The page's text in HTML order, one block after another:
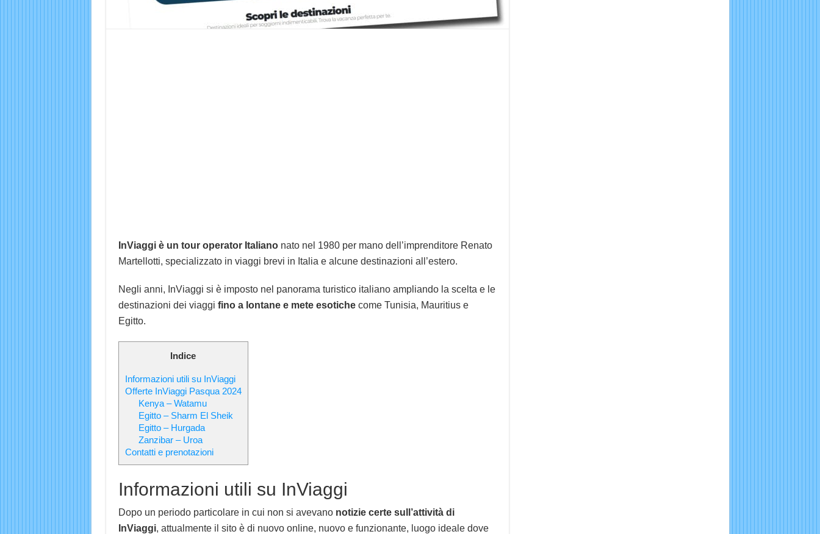
InViaggi è un tour operator Italianonato nel 1980 per mano dell’imprenditore Renato
Martellotti, specializzato in viaggi brevi in Italia e alcune destinazioni all’estero.
Negli anni, InViaggi si è imposto nel panorama turistico italiano ampliando la scelta e le
destinazioni dei viaggi fino a lontane e mete esotichecome Tunisia, Mauritius e
Egitto.
Indice
Informazioni utili su InViaggi
Offerte InViaggi Pasqua 2024
Kenya – Watamu
Egitto – Sharm El Sheik
Egitto – Hurgada
Zanzibar – Uroa
Contatti e prenotazioni
Informazioni utili su InViaggi
Dopo un periodo particolare in cui non si avevano notizie certe sull’attività di
InViaggi, attualmente il sito è di nuovo online, nuovo e funzionante, luogo ideale dove